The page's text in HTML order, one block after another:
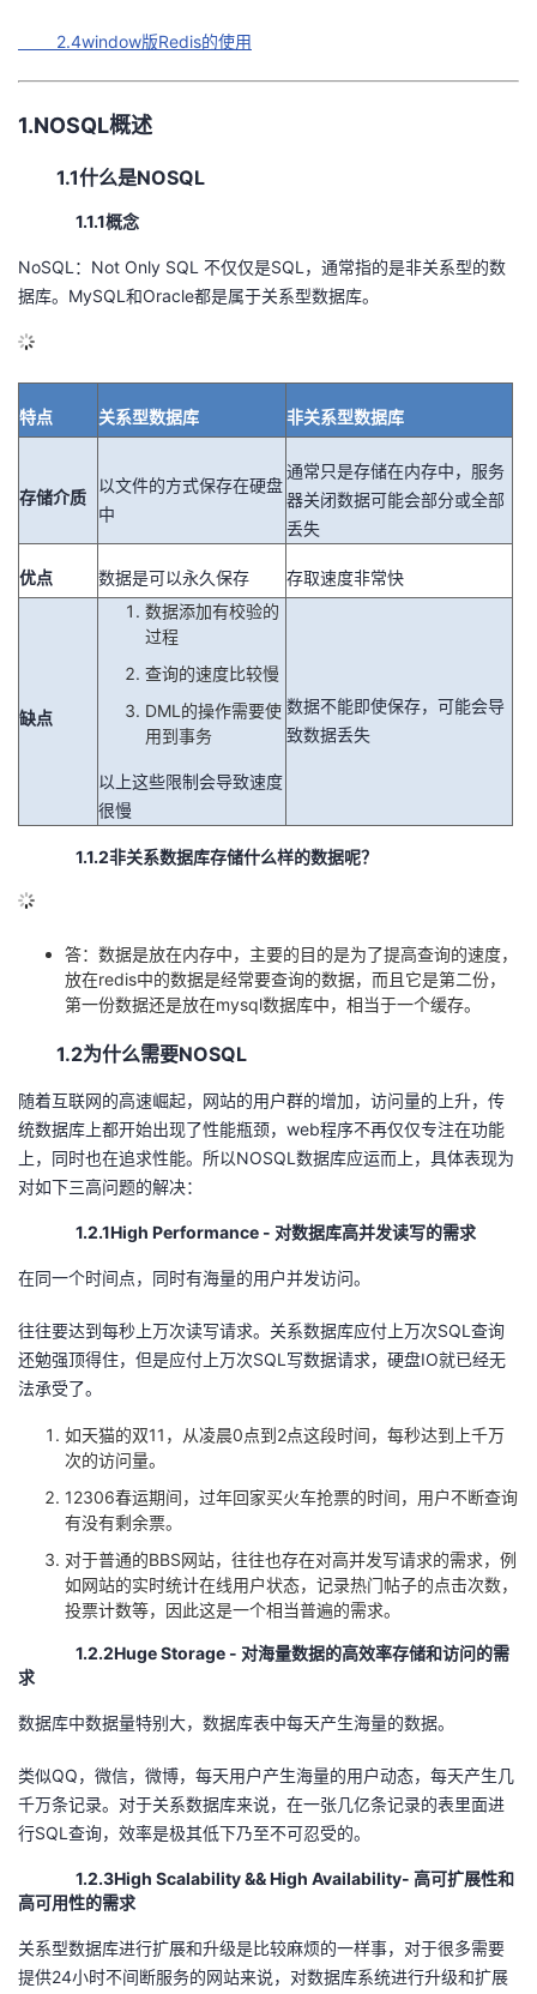
2.4window版Redis的使用
1.NOSQL概述
1.1什么是NOSQL
1.1.1概念
NoSQL：Not Only SQL 不仅仅是SQL，通常指的是非关系型的数
据库。MySQL和Oracle都是属于关系型数据库。
特点 关系型数据库 非关系型数据库
存储介质
以文件的方式保存在硬盘
中
通常只是存储在内存中，服务
器关闭数据可能会部分或全部
丢失
优点 数据是可以永久保存 存取速度非常快
缺点
数据添加有校验的
过程
查询的速度比较慢
DML的操作需要使
用到事务
以上这些限制会导致速度
很慢
数据不能即使保存，可能会导
致数据丢失
1.1.2非关系数据库存储什么样的数据呢？
答：数据是放在内存中，主要的目的是为了提高查询的速度，
放在redis中的数据是经常要查询的数据，而且它是第二份，
第一份数据还是放在mysql数据库中，相当于一个缓存。
1.2为什么需要NOSQL
随着互联网的高速崛起，网站的用户群的增加，访问量的上升，传
统数据库上都开始出现了性能瓶颈，web程序不再仅仅专注在功能
上，同时也在追求性能。所以NOSQL数据库应运而上，具体表现为
对如下三高问题的解决：
1.2.1High Performance - 对数据库高并发读写的需求
在同一个时间点，同时有海量的用户并发访问。
往往要达到每秒上万次读写请求。关系数据库应付上万次SQL查询
还勉强顶得住，但是应付上万次SQL写数据请求，硬盘IO就已经无
法承受了。
如天猫的双11，从凌晨0点到2点这段时间，每秒达到上千万
次的访问量。
12306春运期间，过年回家买火车抢票的时间，用户不断查询
有没有剩余票。
对于普通的BBS网站，往往也存在对高并发写请求的需求，例
如网站的实时统计在线用户状态，记录热门帖子的点击次数，
投票计数等，因此这是一个相当普遍的需求。
1.2.2Huge Storage - 对海量数据的高效率存储和访问的需
求
数据库中数据量特别大，数据库表中每天产生海量的数据。
类似QQ，微信，微博，每天用户产生海量的用户动态，每天产生几
千万条记录。对于关系数据库来说，在一张几亿条记录的表里面进
行SQL查询，效率是极其低下乃至不可忍受的。
1.2.3High Scalability && High Availability- 高可扩展性和
高可用性的需求
关系型数据库进行扩展和升级是比较麻烦的一样事，对于很多需要
提供24小时不间断服务的网站来说，对数据库系统进行升级和扩展